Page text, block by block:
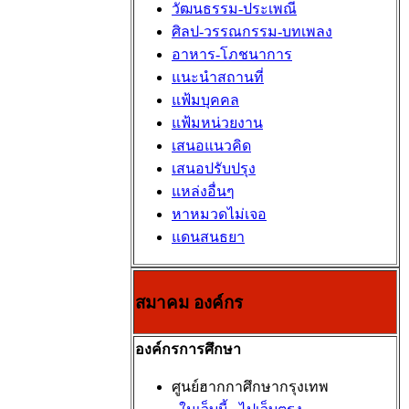
วัฒนธรรม-ประเพณี
ศิลป-วรรณกรรม-บทเพลง
อาหาร-โภชนาการ
แนะนำสถานที่
แฟ้มบุคคล
แฟ้มหน่วยงาน
เสนอแนวคิด
เสนอปรับปรุง
แหล่งอื่นๆ
หาหมวดไม่เจอ
แดนสนธยา
สมาคม องค์กร
องค์กรการศึกษา
ศูนย์ฮากกาศึกษากรุงเทพ